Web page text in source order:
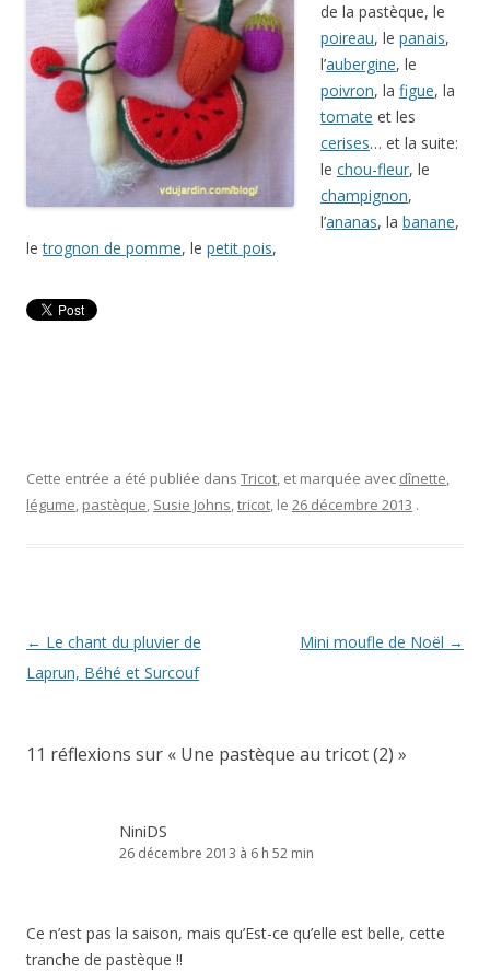
de la pastèque, le
poireau, le panais,
l’aubergine, le
poivron, la figue, la
tomate et les
cerises… et la suite:
le chou-fleur, le
champignon,
l’ananas, la banane,
letrognon de pomme, le petit pois,
Cette entrée a été publiée dans Tricot, et marquée avec dînette,
légume, pastèque, Susie Johns,tricot, le 26 décembre 2013 .
Navigation
des
← Le chant du pluvier de
Laprun, Béhé et Surcouf
Mini moufle de Noël →
11 réflexions sur « Une pastèque au tricot (2) »
NiniDS
26 décembre 2013 à 6 h 52 min
Ce n’est pas la saison, mais qu’Est-ce qu’elle est belle, cette
tranche de pastèque !!